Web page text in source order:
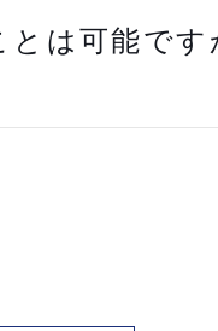
は可能です